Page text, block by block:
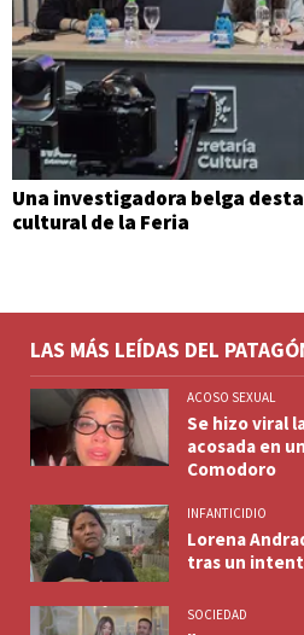
Una investigadora belga
cultural de la Feria
LAS MÁS LEÍDAS DEL
ACOSO SEXUAL
Se hizo viral
acosada en
Comodoro
INFANTICIDIO
Lorena
tras un
SOCIEDAD